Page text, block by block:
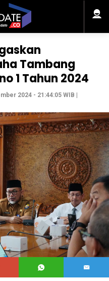
Tambang
1 Tahun 2024
2024 - 21:44:05 WIB